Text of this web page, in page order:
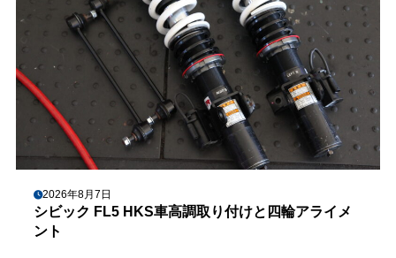
2026年8月7日
シビック FL5 HKS車高調取り付けと四輪アライメ
ント